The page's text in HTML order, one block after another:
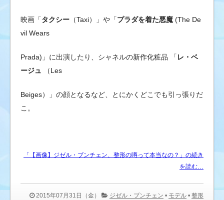
映画「タクシー （Taxi）」や「プラダを着た悪魔 (The De
vil Wears
Prada)」に出演したり、シャネルの新作化粧品 「 レ・ベ
ージュ
（Les
Beiges）」の顔となるなど、とにかくどこでも引っ張りだ
こ。
「【画像】ジゼル・ブンチェン、整形の噂って本当なの？」の続き
を読む…
2015年07月31日（金） ジゼル・ブンチェン • モデル • 整形